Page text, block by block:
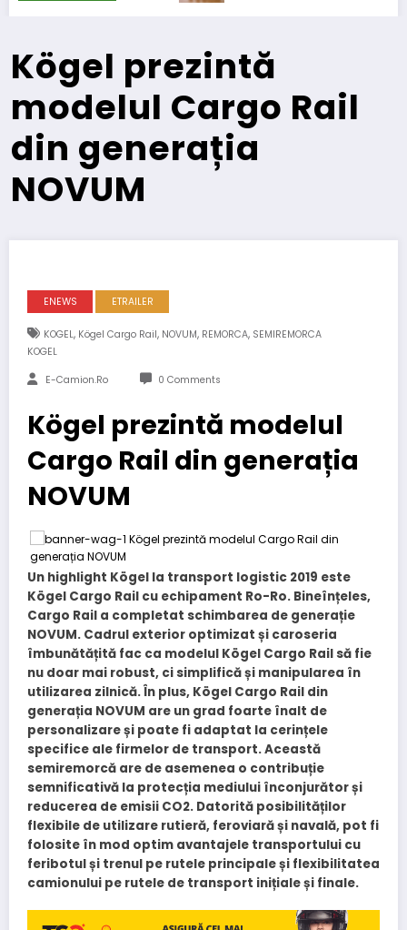
Kögel prezintă
modelul Cargo Rail
din generația
NOVUM
ENEWS ETRAILER
KOGEL, Kögel Cargo Rail, NOVUM, REMORCA, SEMIREMORCA
KOGEL
E-Camion.ro 0 Comments
Kögel prezintă modelul
Cargo Rail din generația
NOVUM
Un highlight Kögel la transport logistic 2019 este
Kögel Cargo Rail cu echipament Ro-Ro. Bineînțeles,
Cargo Rail a completat schimbarea de generație
NOVUM. Cadrul exterior optimizat și caroseria
îmbunătățită fac ca modelul Kögel Cargo Rail să fie
nu doar mai robust, ci simplifică și manipularea în
utilizarea zilnică. În plus, Kögel Cargo Rail din
generația NOVUM are un grad foarte înalt de
personalizare și poate fi adaptat la cerințele
specifice ale firmelor de transport. Această
semiremorcă are de asemenea o contribuție
semnificativă la protecția mediului înconjurător și
reducerea de emisii CO2. Datorită posibilităților
flexibile de utilizare rutieră, feroviară și navală, pot fi
folosite în mod optim avantajele transportului cu
feribotul și trenul pe rutele principale și flexibilitatea
camionului pe rutele de transport inițiale și finale.